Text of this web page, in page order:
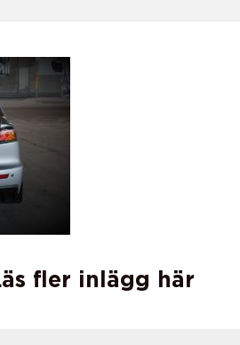
fler inlägg här